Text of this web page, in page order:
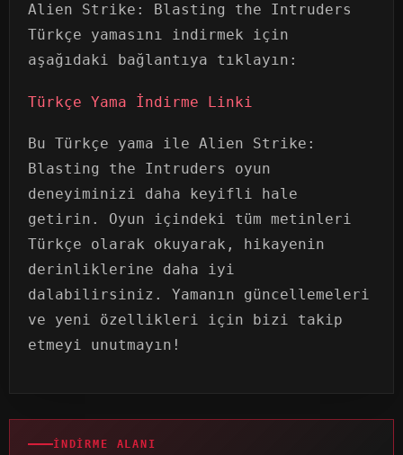
Alien Strike: Blasting the Intruders
Türkçe yamasını indirmek için
aşağıdaki bağlantıya tıklayın:
Türkçe Yama İndirme Linki
Bu Türkçe yama ile Alien Strike:
Blasting the Intruders oyun
deneyiminizi daha keyifli hale
getirin. Oyun içindeki tüm metinleri
Türkçe olarak okuyarak, hikayenin
derinliklerine daha iyi
dalabilirsiniz. Yamanın güncellemeleri
ve yeni özellikleri için bizi takip
etmeyi unutmayın!
İNDIRME ALANI